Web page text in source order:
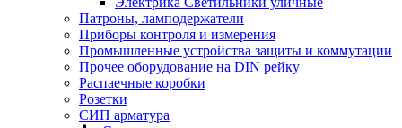
Патроны, ламподержатели
Приборы контроля и измерения
Промышленные устройства защиты и коммутации
Прочее оборудование на DIN рейку
Распаечные коробки
Розетки
СИП арматура